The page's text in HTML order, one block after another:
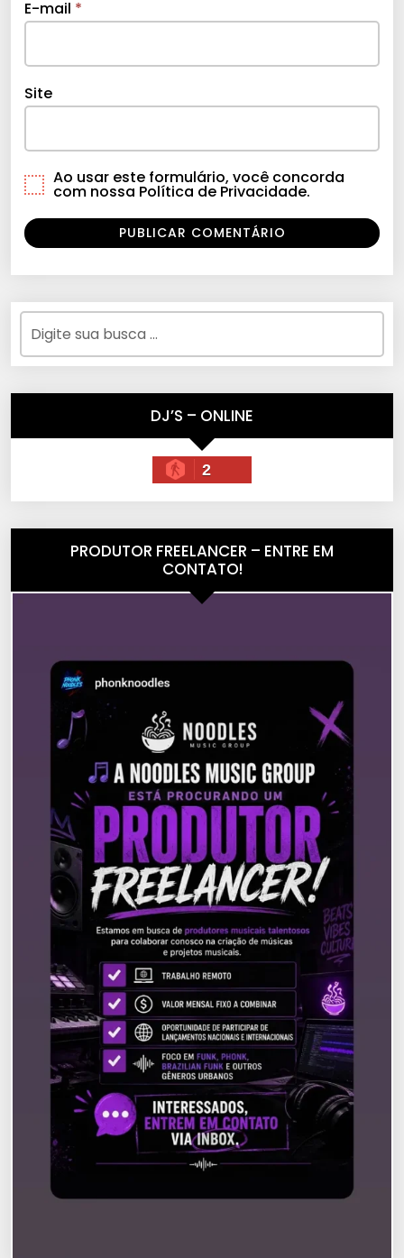
E-mail *
Site
Ao usar este formulário, você concorda
com nossa Política de Privacidade.
DJ’S – ONLINE
2
PRODUTOR FREELANCER – ENTRE EM
CONTATO!